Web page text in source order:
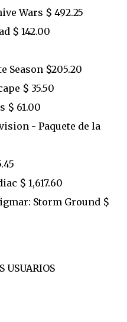
Wars $ 492.25
$ 142.00
Season $205.20
$ 35.50
$ 61.00
- Paquete de la
$ 1,617.60
Storm Ground $
USUARIOS